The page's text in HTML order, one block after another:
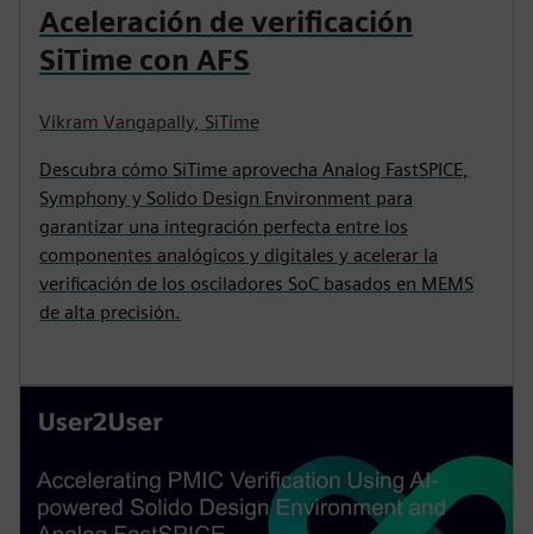
Aceleración de verificación
SiTime con AFS
Vikram Vangapally, SiTime
Descubra cómo SiTime aprovecha Analog FastSPICE,
Symphony y Solido Design Environment para
garantizar una integración perfecta entre los
componentes analógicos y digitales y acelerar la
verificación de los osciladores SoC basados en MEMS
de alta precisión.